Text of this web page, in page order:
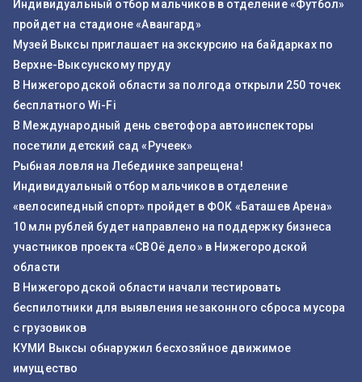
Индивидуальный отбор мальчиков в отделение «Футбол»
пройдет на стадионе «Авангард»
Музей Выксы приглашает на экскурсию на байдарках по
Верхне-Выксунскому пруду
В Нижегородской области за полгода открыли 250 точек
бесплатного Wi-Fi
В Международный день светофора автоинспекторы
посетили детский сад «Ручеек»
Рыбная ловля на Лебединке запрещена!
Индивидуальный отбор мальчиков в отделение
«велосипедный спорт» пройдет в ФОК «Баташев Арена»
10 млн рублей будет направлено на поддержку бизнеса
участников проекта «СВОё дело» в Нижегородской
области
В Нижегородской области начали тестировать
беспилотники для выявления незаконного сброса мусора
с грузовиков
КУМИ Выксы обнаружил бесхозяйное движимое
имущество